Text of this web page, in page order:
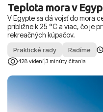
Teplota mora v
V Egypte sa dá vojsť do mora
približne k 25 °C a viac, čo je
rekreačných kúpačov.
Praktické rady Radíme
428 videní 3 minúty čítania